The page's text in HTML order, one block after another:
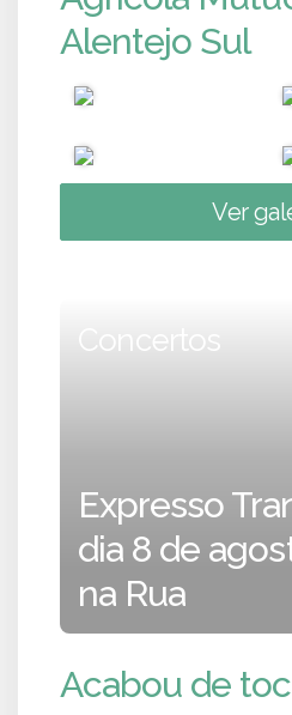
Alentejo Sul
Ver
Concertos
Expresso
dia 8 de
na Rua
Acabou de